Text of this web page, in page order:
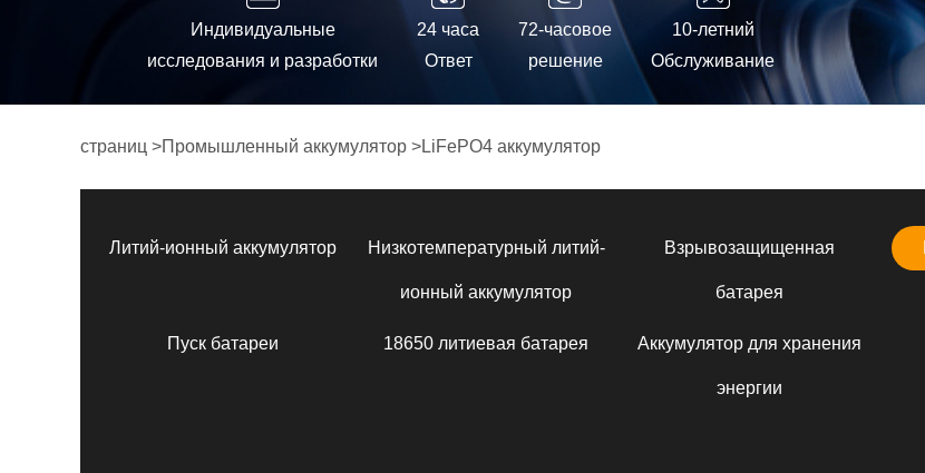
Индивидуальные
исследования и разработки
24 часа
Ответ
72-часовое
решение
10-летний
Обслуживание
страниц >Промышленный аккумулятор >LiFePO4 аккумулятор
Литий-ионный аккумулятор Низкотемпературный литий-
ионный аккумулятор
Взрывозащищенная
батарея
Пуск батареи 18650 литиевая батарея Аккумулятор для хранения
энергии